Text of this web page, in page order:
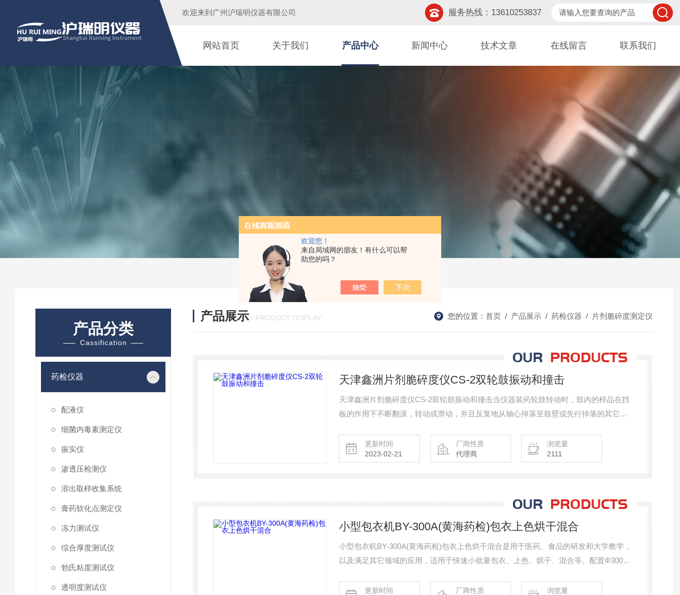
欢迎您！
来自局域网的朋友！有什么可以帮
助您的吗？
欢迎来到广州沪瑞明仪器有限公司 服务热线：13610253837
网站首页 关于我们 产品中心 新闻中心 技术文章 在线留言 联系我们
产品分类
Cassification
药检仪器
配液仪
细菌内毒素测定仪
振实仪
渗透压检测仪
溶出取样收集系统
膏药软化点测定仪
冻力测试仪
综合厚度测试仪
勃氏粘度测试仪
透明度测试仪
产品展示 / PRODUCT DISPLAY 您的位置： 首页 / 产品展示 / 药检仪器 / 片剂脆碎度测定仪
天津鑫洲片剂脆碎度仪CS-2双轮鼓振动和撞击
天津鑫洲片剂脆碎度仪CS-2双轮鼓振动和撞击当仪器装药轮鼓转动时，鼓内的样品在挡
板的作用下不断翻滚，转动或滑动，并且反复地从轴心掉落至鼓壁或先行掉落的其它样
更新时间
2023-02-21
厂商性质
代理商
浏览量
2111
小型包衣机BY-300A(黄海药检)包衣上色烘干混合
小型包衣机BY-300A(黄海药检)包衣上色烘干混合是用于医药、食品的研发和大学教学，
以及满足其它领域的应用，适用于快速小批量包衣、上色、烘干、混合等。配置Φ300和
更新时间
厂商性质
浏览量